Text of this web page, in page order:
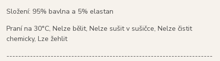
Složení: 95% bavlna a 5% elastan
Praní na 30°C, Nelze bělit, Nelze sušit v sušičce, Nelze čistit
chemicky, Lze žehlit
----------------------------------------------------------------------